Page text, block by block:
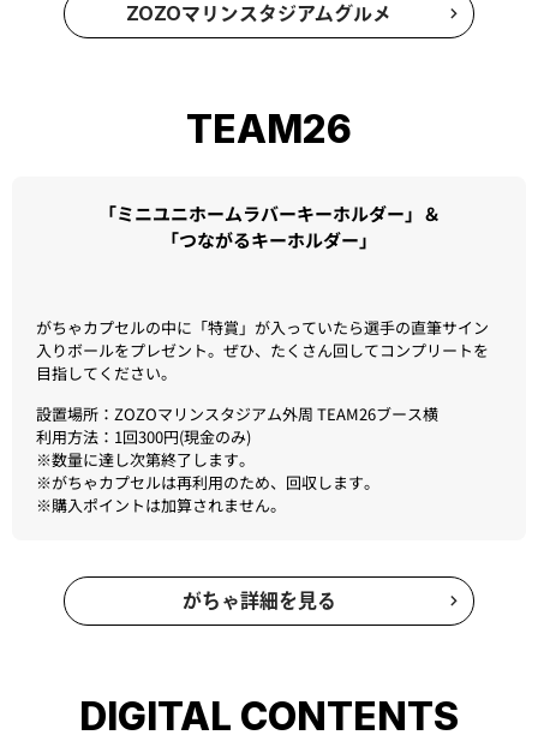
ZOZOマリンスタジアムグルメ
TEAM26
「ミニユニホームラバーキーホルダー」＆
「つながるキーホルダー」